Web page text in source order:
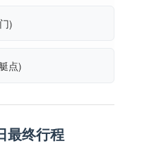
)
点)
最终行程